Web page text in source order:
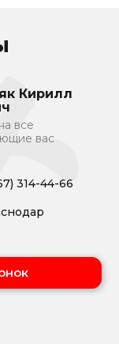
Кирилл
все
вас
314-44-66